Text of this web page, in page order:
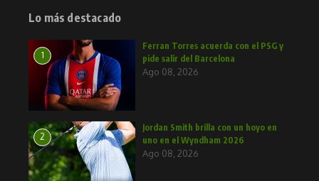
Lo más destacado
1
Ferran Torres acuerda con el PSG y
pide salir del Barcelona
Ago 08, 2026
2
Jordan Smith brilla con un hoyo en
uno en el Wyndham 2026
Ago 08, 2026